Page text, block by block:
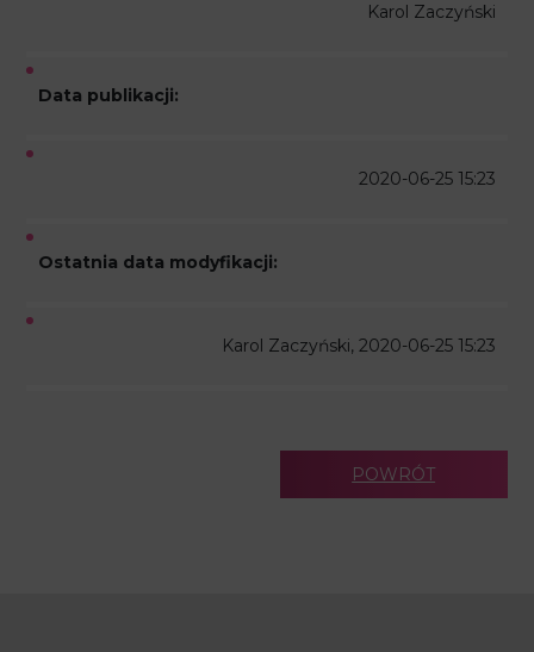
Karol Zaczyński
Data publikacji:
2020-06-25 15:23
Ostatnia data modyfikacji:
Karol Zaczyński, 2020-06-25 15:23
POWRÓT